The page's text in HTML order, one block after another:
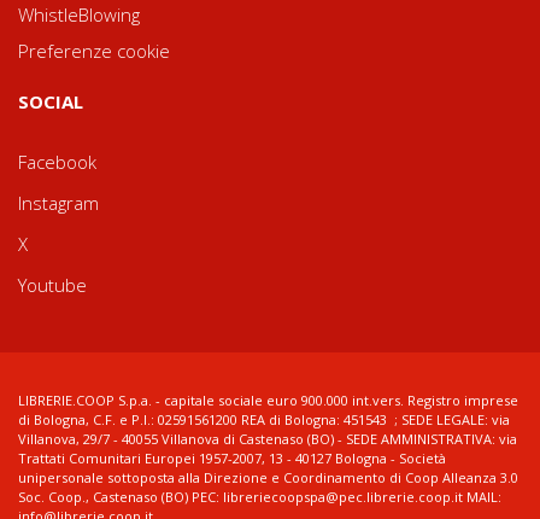
WhistleBlowing
Preferenze cookie
SOCIAL
Facebook
Instagram
X
Youtube
LIBRERIE.COOP S.p.a. - capitale sociale euro 900.000 int.vers. Registro imprese
di Bologna, C.F. e P.I.: 02591561200 REA di Bologna: 451543 ; SEDE LEGALE: via
Villanova, 29/7 - 40055 Villanova di Castenaso (BO) - SEDE AMMINISTRATIVA: via
Trattati Comunitari Europei 1957-2007, 13 - 40127 Bologna - Società
unipersonale sottoposta alla Direzione e Coordinamento di Coop Alleanza 3.0
Soc. Coop., Castenaso (BO) PEC: libreriecoopspa@pec.librerie.coop.it MAIL: